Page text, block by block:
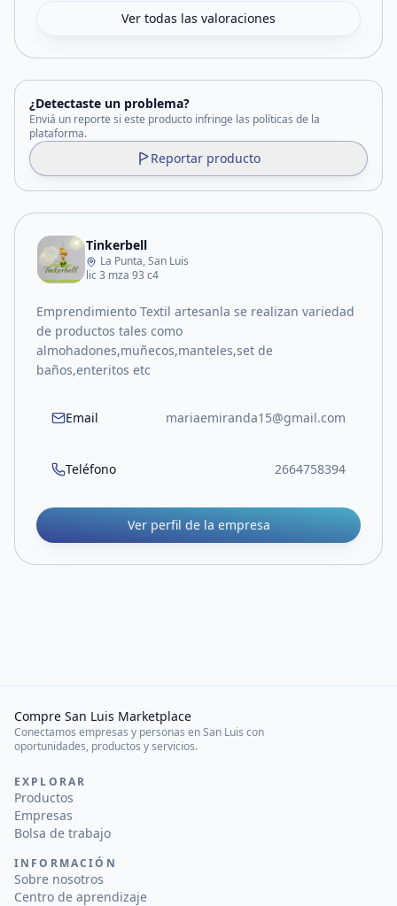
Ver todas las valoraciones
¿Detectaste un problema?
Enviá un reporte si este producto infringe las políticas de la
plataforma.
Reportar producto
Tinkerbell
La Punta, San Luis
lic 3 mza 93 c4
Emprendimiento Textil artesanla se realizan variedad
de productos tales como
almohadones,muñecos,manteles,set de
baños,enteritos etc
Email mariaemiranda15@gmail.com
Teléfono 2664758394
Ver perfil de la empresa
Compre San Luis Marketplace
Conectamos empresas y personas en San Luis con
oportunidades, productos y servicios.
EXPLORAR
Productos
Empresas
Bolsa de trabajo
INFORMACIÓN
Sobre nosotros
Centro de aprendizaje